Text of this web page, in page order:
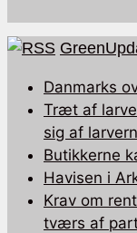
Danmarks
Træt af
sig af
Butikkerne
Havisen i
Krav om
tværs af